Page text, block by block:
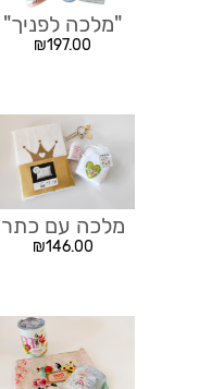
"מלכה לפניך"
₪197.00
מלכה עם כתר
₪146.00